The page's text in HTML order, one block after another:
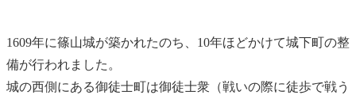
1609年に篠山城が築かれたのち、10年ほどかけて城下町の整
備が行われました。
城の西側にある御徒士町は御徒士衆（戦いの際に徒歩で戦う